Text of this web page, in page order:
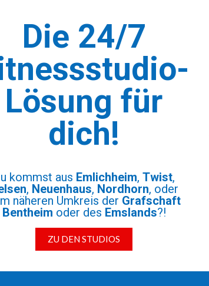
Die 24/7
Lösung für
dich!
kommst aus Emlichheim, Twist,
, Neuenhaus, Nordhorn, oder
näheren Umkreis der Grafschaft
Bentheim oder des Emslands?!
ZU DEN STUDIOS